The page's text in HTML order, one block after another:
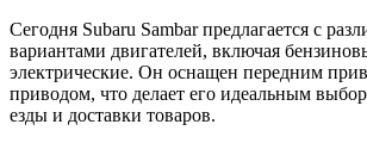
Сегодня Subaru Sambar предлагается с
вариантами двигателей, включая
электрические. Он оснащен передним
приводом, что делает его идеальным
езды и доставки товаров.